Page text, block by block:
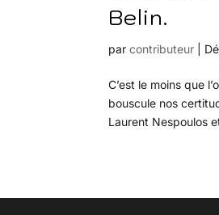
Belin.
parcontributeur
C’est le moins que
bouscule nos
Laurent Nespoulos